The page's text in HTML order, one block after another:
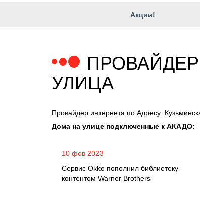
Акции!
УЛИЦА
Провайдер интернета по Адресу:
Дома на улице подключенные к АКАДО:
10 фев 2023
Сервис Okko пополнил библиотеку
контентом Warner Brothers